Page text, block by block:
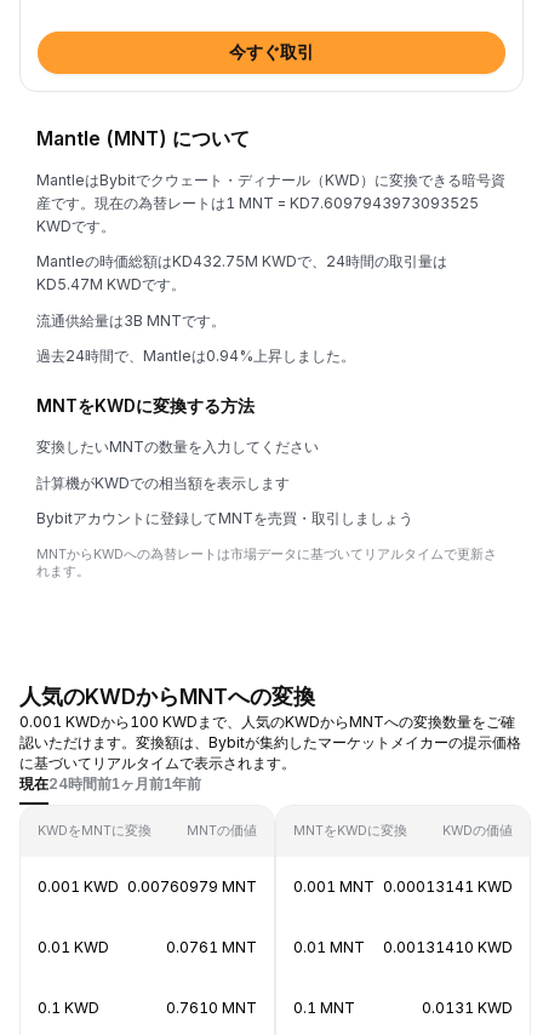
今すぐ取引
Mantle (MNT) について
MantleはBybitでクウェート・ディナール（KWD）に変換できる暗号資
産です。現在の為替レートは1 MNT = KD7.6097943973093525
KWDです。
Mantleの時価総額はKD432.75M KWDで、24時間の取引量は
KD5.47M KWDです。
流通供給量は3B MNTです。
過去24時間で、Mantleは0.94%上昇しました。
MNTをKWDに変換する方法
変換したいMNTの数量を入力してください
計算機がKWDでの相当額を表示します
Bybitアカウントに登録してMNTを売買・取引しましょう
MNTからKWDへの為替レートは市場データに基づいてリアルタイムで更新さ
れます。
人気のKWDからMNTへの変換
0.001 KWDから100 KWDまで、人気のKWDからMNTへの変換数量をご確
認いただけます。変換額は、Bybitが集約したマーケットメイカーの提示価格
に基づいてリアルタイムで表示されます。
現在24時間前1ヶ月前1年前
KWDをMNTに変換 MNTの価値
0.001 KWD 0.00760979 MNT
0.01 KWD 0.0761 MNT
0.1 KWD 0.7610 MNT
MNTをKWDに変換 KWDの価値
0.001 MNT 0.00013141 KWD
0.01 MNT 0.00131410 KWD
0.1 MNT 0.0131 KWD